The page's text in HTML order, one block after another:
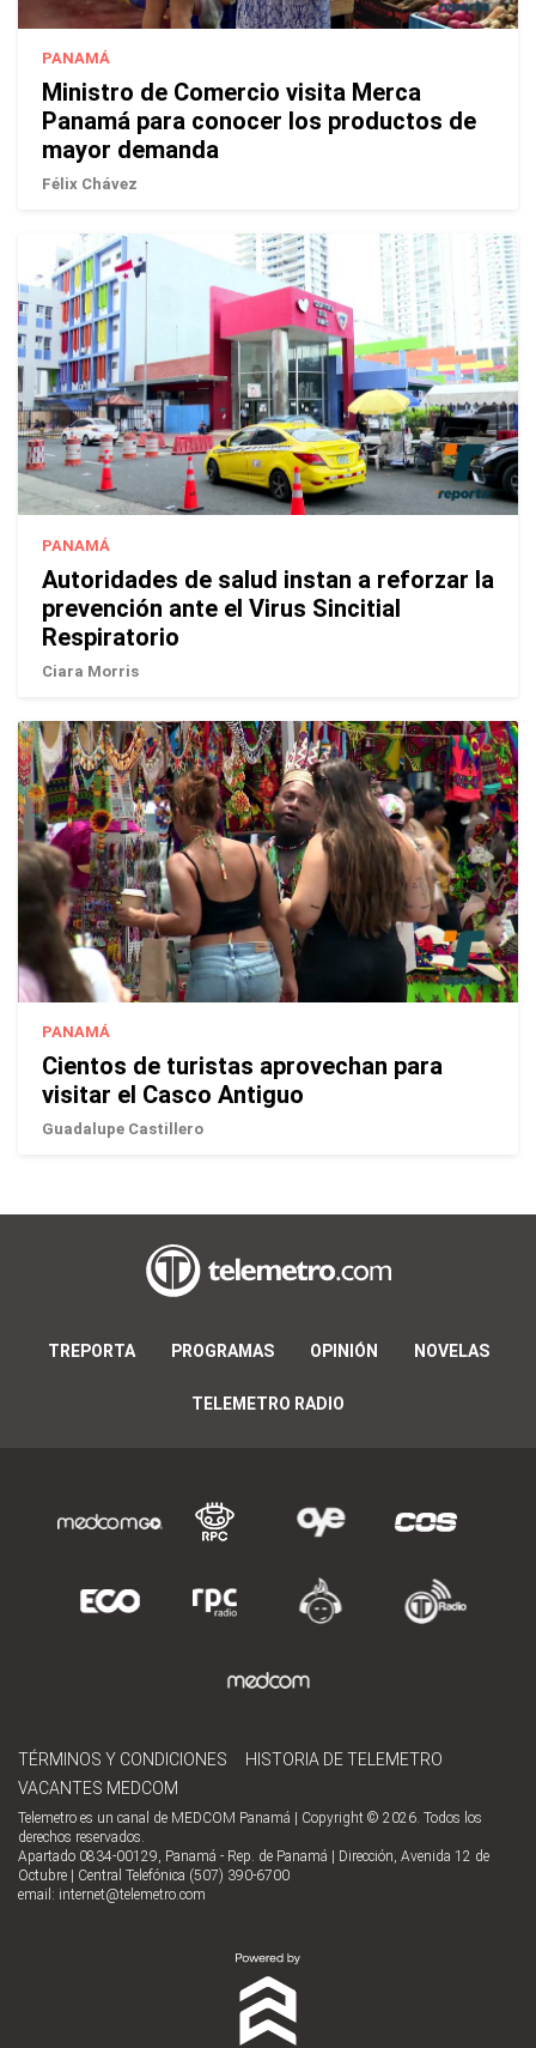
PANAMÁ
Ministro de Comercio visita Merca
Panamá para conocer los productos de
mayor demanda
Félix Chávez
PANAMÁ
Autoridades de salud instan a reforzar la
prevención ante el Virus Sincitial
Respiratorio
Ciara Morris
PANAMÁ
Cientos de turistas aprovechan para
visitar el Casco Antiguo
Guadalupe Castillero
TREPORTA PROGRAMAS OPINIÓN NOVELAS
TELEMETRO RADIO
TÉRMINOS Y CONDICIONES
HISTORIA DE TELEMETRO
VACANTES MEDCOM
Telemetro es un canal de MEDCOM Panamá | Copyright © 2026. Todos los
derechos reservados.
Apartado 0834-00129, Panamá - Rep. de Panamá | Dirección, Avenida 12 de
Octubre | Central Telefónica (507) 390-6700
email: internet@telemetro.com